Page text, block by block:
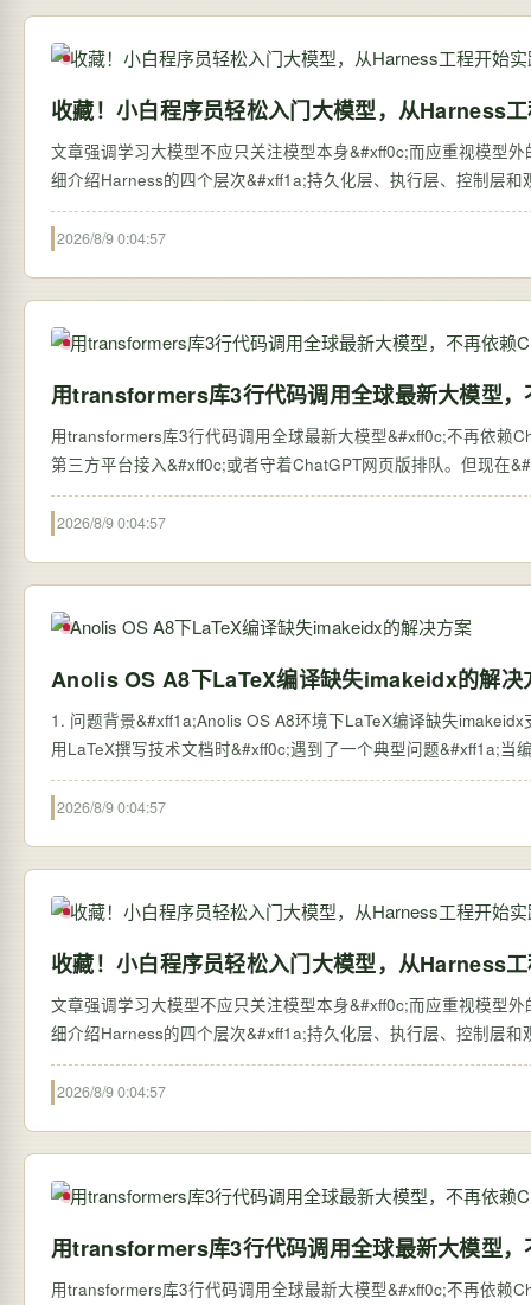
收藏！小白程序员轻松入门大模型，从Harness
文章强调学习大模型不应只关注模型本身&#xff0c;而应重视模型
细介绍Harness的四个层次&#xff1a;持久化层、执行层、控制层
2026/8/9 0:04:57
用transformers库3行代码调用全球最新大模型
用transformers库3行代码调用全球最新大模型&#xff0c;不再依赖ChatGPT网页版 过去&#xff0c;想体验全球最新的大语
第三方平台接入&#xff0c;或者守着ChatGPT网页版排队。但现在
2026/8/9 0:04:57
Anolis OS A8下LaTeX编译缺失imakeidx的解决
1. 问题背景&#xff1a;Anolis OS A8环境下LaTeX编译缺失
用LaTeX撰写技术文档时&#xff0c;遇到了一个典型问题&#xff1a;
2026/8/9 0:04:57
收藏！小白程序员轻松入门大模型，从Harness
文章强调学习大模型不应只关注模型本身&#xff0c;而应重视模型
细介绍Harness的四个层次&#xff1a;持久化层、执行层、控制层
2026/8/9 0:04:57
用transformers库3行代码调用全球最新大模型
用transformers库3行代码调用全球最新大模型&#xff0c;不再依赖ChatGPT网页版 过去&#xff0c;想体验全球最新的大语